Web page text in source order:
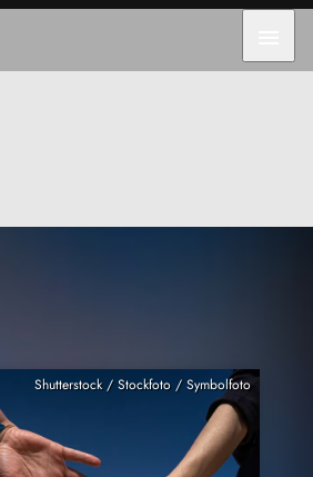
Shutterstock / Stockfoto / Symbolfoto